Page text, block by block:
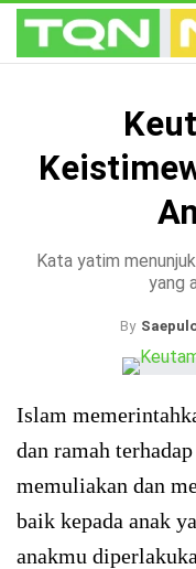
Kata yatim
yang
By
Islam
dan ramah
memuliakan dan
baik kepada anak
anakmu